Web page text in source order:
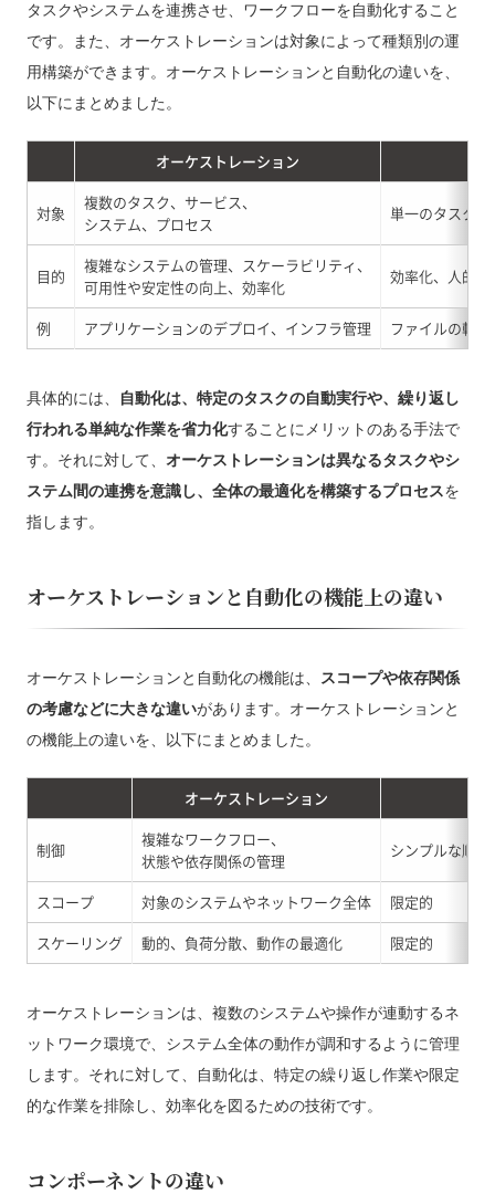
タスクやシステムを連携させ、ワークフローを自動化すること
です。また、オーケストレーションは対象によって種類別の運
用構築ができます。オーケストレーションと自動化の違いを、
以下にまとめました。
オーケストレーション
対象
複数のタスク、サービス、
システム、プロセス
単一のタスク
目的
複雑なシステムの管理、スケーラビリティ、
可用性や安定性の向上、効率化
効率化、人的
例 アプリケーションのデプロイ、インフラ管理 ファイルの転
具体的には、
自動化は、特定のタスクの自動実行や、繰り返し
行われる単純な作業を省力化することにメリットのある手法で
す。それに対して、 オーケストレーションは異なるタスクやシ
ステム間の連携を意識し、全体の最適化を構築するプロセスを
指します。
オーケストレーションと自動化の機能上の違い
オーケストレーションと自動化の機能は、
スコープや依存関係
の考慮などに大きな違いがあります。オーケストレーションと
の機能上の違いを、以下にまとめました。
オーケストレーション
制御
複雑なワークフロー、
状態や依存関係の管理
シンプルな順
スコープ 対象のシステムやネットワーク全体
限定的
スケーリング
動的、負荷分散、動作の最適化 限定的
オーケストレーションは、複数のシステムや操作が連動するネ
ットワーク環境で、システム全体の動作が調和するように管理
します。それに対して、自動化は、特定の繰り返し作業や限定
的な作業を排除し、効率化を図るための技術です。
コンポーネントの違い